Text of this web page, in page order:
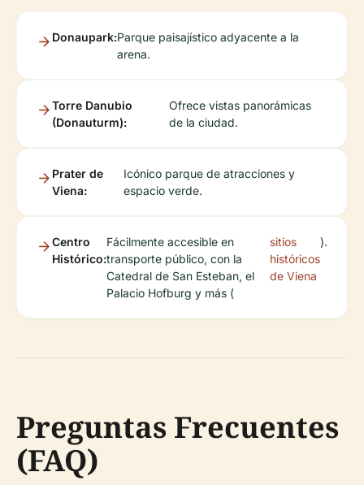
Donaupark:Parque paisajístico adyacente a la
arena.
Torre Danubio
(Donauturm):
Ofrece vistas panorámicas
de la ciudad.
Prater de
Viena:
Icónico parque de atracciones y
espacio verde.
Centro
Histórico:
Fácilmente accesible en
transporte público, con la
Catedral de San Esteban, el
Palacio Hofburg y más (
sitios
históricos
de Viena
).
Preguntas Frecuentes
(FAQ)